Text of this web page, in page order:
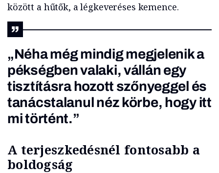
között a hűtők, a légkeveréses kemence.
„Néha még mindig megjelenik a
pékségben valaki, vállán egy
tisztításra hozott szőnyeggel és
tanácstalanul néz körbe, hogy itt
mi történt.”
A terjeszkedésnél fontosabb a
boldogság